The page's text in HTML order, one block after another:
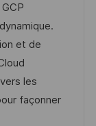
et de
les
façonner